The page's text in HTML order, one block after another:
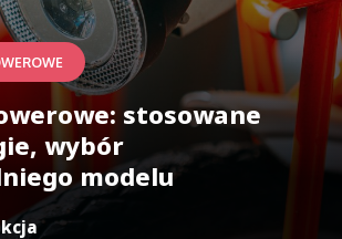
stosowane
wybór
modelu